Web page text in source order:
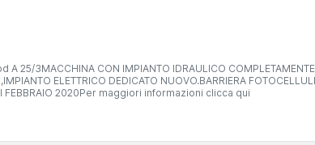
25/3MACCHINA CON IMPIANTO IDRAULICO COMPLETAMENTE
ELETTRICO DEDICATO NUOVO.BARRIERA
FEBBRAIO 2020Per maggiori informazioni clicca qui